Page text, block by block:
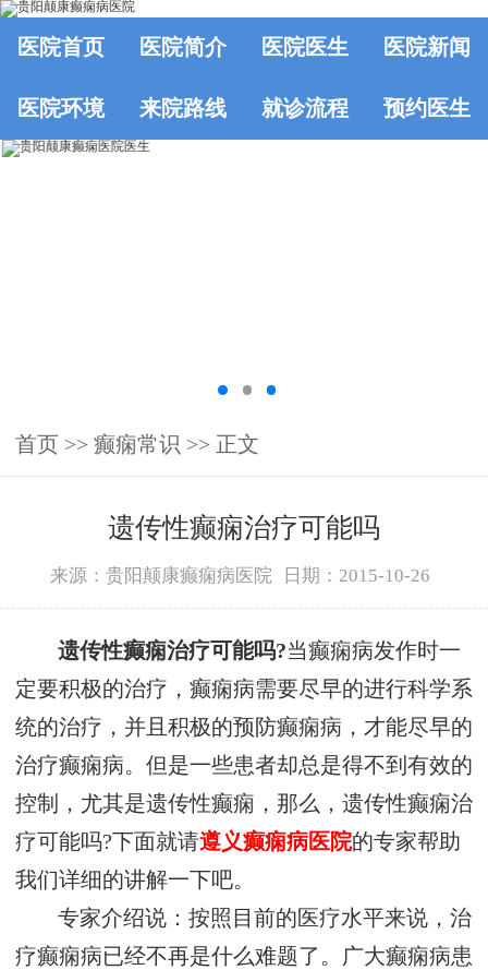
医院首页 医院简介 医院医生 医院新闻
医院环境 来院路线 就诊流程 预约医生
首页 >> 癫痫常识 >> 正文
遗传性癫痫治疗可能吗
来源：贵阳颠康癫痫病医院 日期：2015-10-26
遗传性癫痫治疗可能吗?当癫痫病发作时一
定要积极的治疗，癫痫病需要尽早的进行科学系
统的治疗，并且积极的预防癫痫病，才能尽早的
治疗癫痫病。但是一些患者却总是得不到有效的
控制，尤其是遗传性癫痫，那么，遗传性癫痫治
疗可能吗?下面就请遵义癫痫病医院的专家帮助
我们详细的讲解一下吧。
专家介绍说：按照目前的医疗水平来说，治
疗癫痫病已经不再是什么难题了。广大癫痫病患